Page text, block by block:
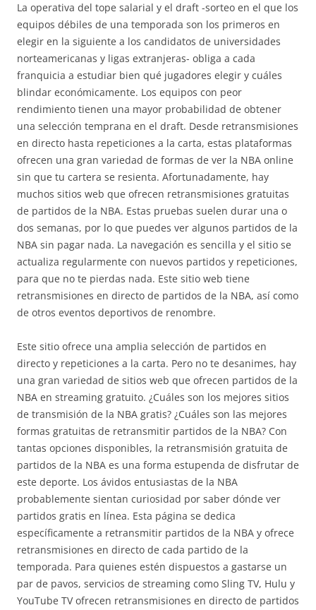
La operativa del tope salarial y el draft -sorteo en el que los
equipos débiles de una temporada son los primeros en
elegir en la siguiente a los candidatos de universidades
norteamericanas y ligas extranjeras- obliga a cada
franquicia a estudiar bien qué jugadores elegir y cuáles
blindar económicamente. Los equipos con peor
rendimiento tienen una mayor probabilidad de obtener
una selección temprana en el draft. Desde retransmisiones
en directo hasta repeticiones a la carta, estas plataformas
ofrecen una gran variedad de formas de ver la NBA online
sin que tu cartera se resienta. Afortunadamente, hay
muchos sitios web que ofrecen retransmisiones gratuitas
de partidos de la NBA. Estas pruebas suelen durar una o
dos semanas, por lo que puedes ver algunos partidos de la
NBA sin pagar nada. La navegación es sencilla y el sitio se
actualiza regularmente con nuevos partidos y repeticiones,
para que no te pierdas nada. Este sitio web tiene
retransmisiones en directo de partidos de la NBA, así como
de otros eventos deportivos de renombre.
Este sitio ofrece una amplia selección de partidos en
directo y repeticiones a la carta. Pero no te desanimes, hay
una gran variedad de sitios web que ofrecen partidos de la
NBA en streaming gratuito. ¿Cuáles son los mejores sitios
de transmisión de la NBA gratis? ¿Cuáles son las mejores
formas gratuitas de retransmitir partidos de la NBA? Con
tantas opciones disponibles, la retransmisión gratuita de
partidos de la NBA es una forma estupenda de disfrutar de
este deporte. Los ávidos entusiastas de la NBA
probablemente sientan curiosidad por saber dónde ver
partidos gratis en línea. Esta página se dedica
específicamente a retransmitir partidos de la NBA y ofrece
retransmisiones en directo de cada partido de la
temporada. Para quienes estén dispuestos a gastarse un
par de pavos, servicios de streaming como Sling TV, Hulu y
YouTube TV ofrecen retransmisiones en directo de partidos